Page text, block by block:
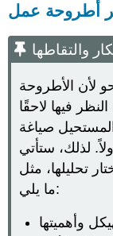
أطروحة عمل
والتقاطها
لأن الأطروحة
فيها لاحقًا
صياغة
لذلك، ستأتي
تحليلها، مثل
ما يلي:
وأهميتها